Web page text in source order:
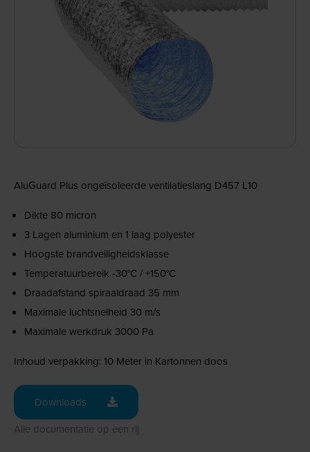
AluGuard Plus ongeïsoleerde ventilatieslang D457 L10
Dikte 80 micron
3 Lagen aluminium en 1 laag polyester
Hoogste brandveiligheidsklasse
Temperatuurbereik -30°C / +150°C
Draadafstand spiraaldraad 35 mm
Maximale luchtsnelheid 30 m/s
Maximale werkdruk 3000 Pa
Inhoud verpakking: 10 Meter in Kartonnen doos
Downloads
Alle documentatie op een rij